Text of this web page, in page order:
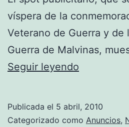
víspera de la
Veterano de Guerra y de
Guerra de Malvinas,
Seguir leyendo
de
Publicada el 5 abril, 2010
Categorizado como Anuncios,